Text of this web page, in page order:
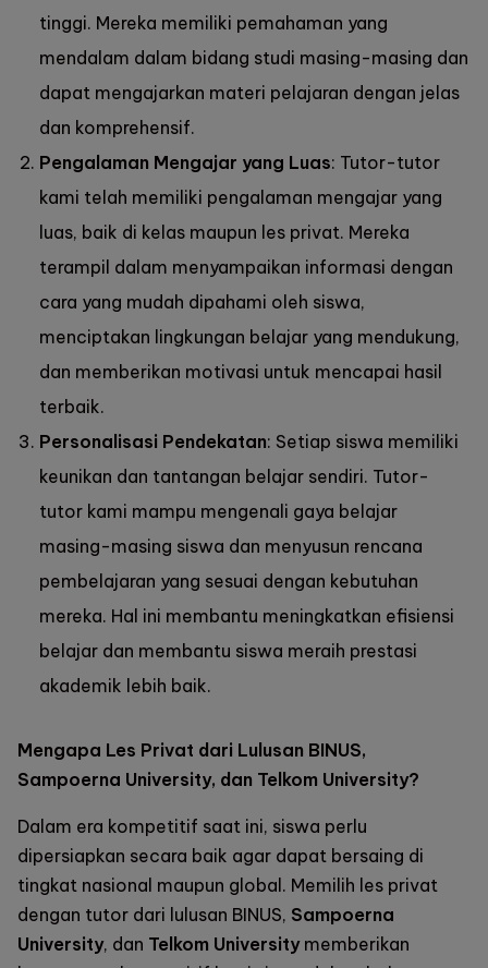
tinggi. Mereka memiliki pemahaman yang
mendalam dalam bidang studi masing-masing dan
dapat mengajarkan materi pelajaran dengan jelas
dan komprehensif.
Pengalaman Mengajar yang Luas: Tutor-tutor
kami telah memiliki pengalaman mengajar yang
luas, baik di kelas maupun les privat. Mereka
terampil dalam menyampaikan informasi dengan
cara yang mudah dipahami oleh siswa,
menciptakan lingkungan belajar yang mendukung,
dan memberikan motivasi untuk mencapai hasil
terbaik.
Personalisasi Pendekatan: Setiap siswa memiliki
keunikan dan tantangan belajar sendiri. Tutor-
tutor kami mampu mengenali gaya belajar
masing-masing siswa dan menyusun rencana
pembelajaran yang sesuai dengan kebutuhan
mereka. Hal ini membantu meningkatkan efisiensi
belajar dan membantu siswa meraih prestasi
akademik lebih baik.
Mengapa Les Privat dari Lulusan BINUS,
Sampoerna University, dan Telkom University?
Dalam era kompetitif saat ini, siswa perlu
dipersiapkan secara baik agar dapat bersaing di
tingkat nasional maupun global. Memilih les privat
dengan tutor dari lulusan BINUS, Sampoerna
University, dan Telkom Universitymemberikan